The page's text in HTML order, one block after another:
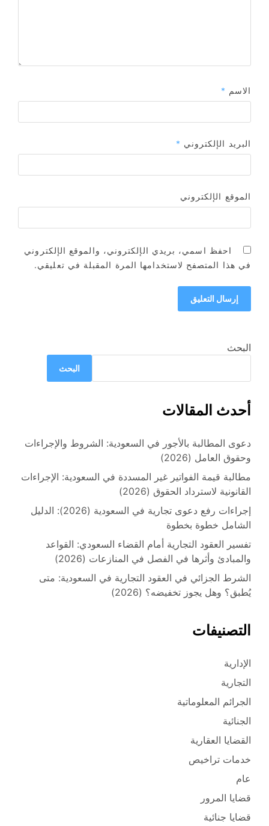
الاسم *
البريد الإلكتروني *
الموقع الإلكتروني
احفظ اسمي، بريدي الإلكتروني، والموقع الإلكتروني
في هذا المتصفح لاستخدامها المرة المقبلة في تعليقي.
البحث
البحث
أحدث المقالات
دعوى المطالبة بالأجور في السعودية: الشروط والإجراءات
وحقوق العامل (2026)
مطالبة قيمة الفواتير غير المسددة في السعودية: الإجراءات
القانونية لاسترداد الحقوق (2026)
إجراءات رفع دعوى تجارية في السعودية (2026): الدليل
الشامل خطوة بخطوة
تفسير العقود التجارية أمام القضاء السعودي: القواعد
والمبادئ وأثرها في الفصل في المنازعات (2026)
الشرط الجزائي في العقود التجارية في السعودية: متى
يُطبق؟ وهل يجوز تخفيضه؟ (2026)
التصنيفات
الإدارية
التجارية
الجرائم المعلوماتية
الجنائية
القضايا العقارية
خدمات تراخيص
عام
قضايا المرور
قضايا جنائية